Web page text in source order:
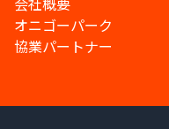
オニゴーパーク
協業パートナー